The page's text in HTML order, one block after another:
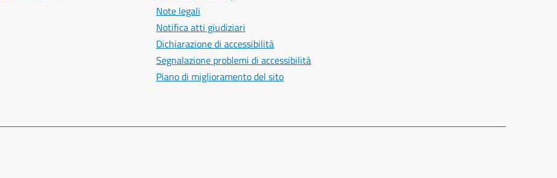
Note legali
Notifica atti giudiziari
Dichiarazione di accessibilità
Segnalazione problemi di accessibilità
Piano di miglioramento del sito